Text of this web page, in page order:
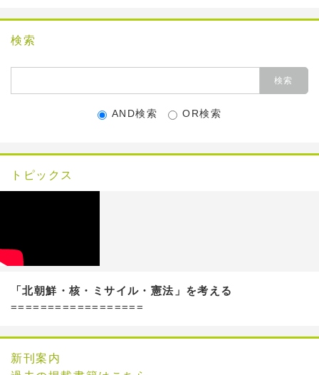
検索
AND検索 OR検索
トピックス
「北朝鮮・核・ミサイル・憲法」を考える
==================
新刊案内